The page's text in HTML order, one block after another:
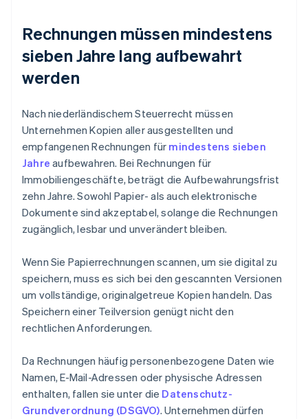
Rechnungen müssen mindestens
sieben Jahre lang aufbewahrt
werden
Nach niederländischem Steuerrecht müssen
Unternehmen Kopien aller ausgestellten und
empfangenen Rechnungen für mindestens sieben
Jahre aufbewahren. Bei Rechnungen für
Immobiliengeschäfte, beträgt die Aufbewahrungsfrist
zehn Jahre. Sowohl Papier- als auch elektronische
Dokumente sind akzeptabel, solange die Rechnungen
zugänglich, lesbar und unverändert bleiben.
Wenn Sie Papierrechnungen scannen, um sie digital zu
speichern, muss es sich bei den gescannten Versionen
um vollständige, originalgetreue Kopien handeln. Das
Speichern einer Teilversion genügt nicht den
rechtlichen Anforderungen.
Da Rechnungen häufig personenbezogene Daten wie
Namen, E-Mail-Adressen oder physische Adressen
enthalten, fallen sie unter die Datenschutz-
Grundverordnung (DSGVO). Unternehmen dürfen